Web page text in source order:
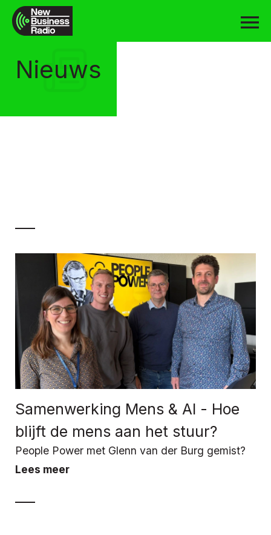
Nieuws
Samenwerking Mens & AI - Hoe
blijft de mens aan het stuur?
People Power met Glenn van der Burg gemist?
Lees meer